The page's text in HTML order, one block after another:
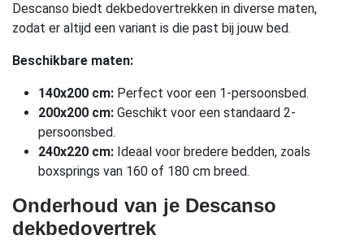
Descanso biedt dekbedovertrekken in diverse maten,
zodat er altijd een variant is die past bij jouw bed.
Beschikbare maten:
140x200 cm: Perfect voor een 1-persoonsbed.
200x200 cm: Geschikt voor een standaard 2-
persoonsbed.
240x220 cm: Ideaal voor bredere bedden, zoals
boxsprings van 160 of 180 cm breed.
Onderhoud van je Descanso
dekbedovertrek